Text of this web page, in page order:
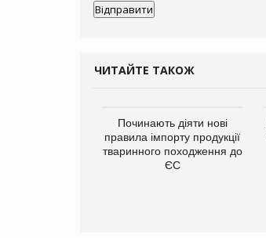
ЧИТАЙТЕ ТАКОЖ
Починають діяти нові
правила імпорту продукції
тваринного походження до
ЄС